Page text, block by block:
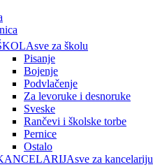
sve za školu
Pisanje
Bojenje
Podvlačenje
Za levoruke i desnoruke
Sveske
Rančevi i školske torbe
Pernice
Ostalo
sve za kancelariju